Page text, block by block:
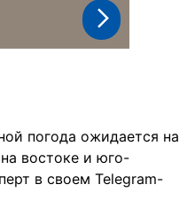
погода ожидается на
востоке и юго-
в своем Telegram-